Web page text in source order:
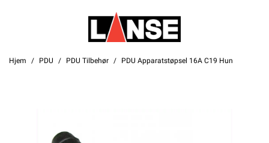
Hjem PDU PDU Tilbehør PDU Apparatstøpsel 16A C19 Hun